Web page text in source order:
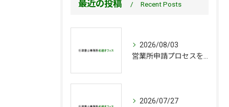
最近の投稿 Recent Posts
2026/08/03
2026/07/27